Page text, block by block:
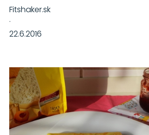
Fitshaker.sk
·
22.6.2016